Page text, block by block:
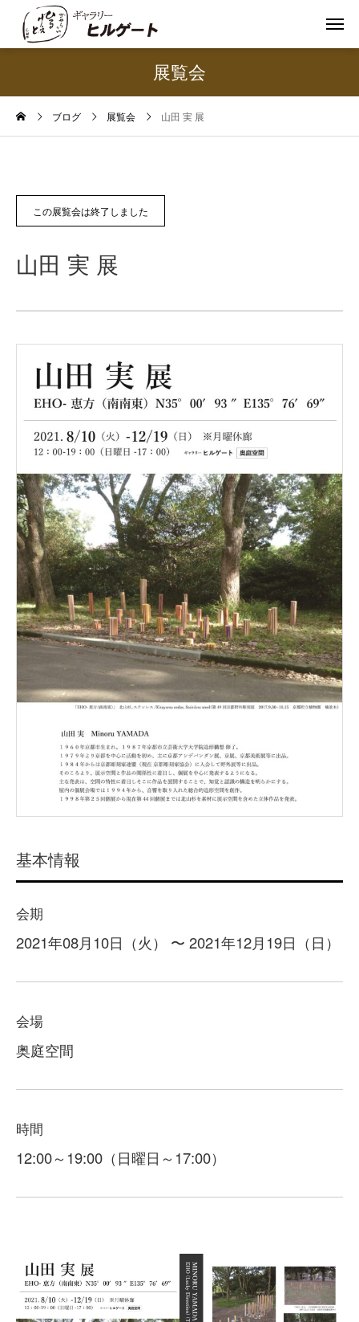
展覧会
ブログ 展覧会 山田 実 展
この展覧会は終了しました
山田 実 展
基本情報
会期
2021年08月10日（火） 〜 2021年12月19日（日）
会場
奥庭空間
時間
12:00～19:00（日曜日～17:00）